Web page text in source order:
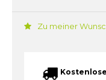
Zu meiner